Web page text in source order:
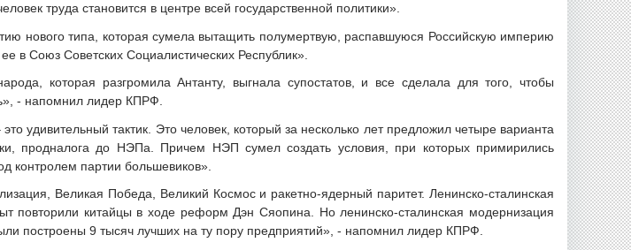
труда становится в центре всей государственной политики».
нового типа, которая сумела вытащить полумертвую, распавшуюся Российскую империю
в Союз Советских Социалистических Республик».
которая разгромила Антанту, выгнала супостатов, и все сделала для того, чтобы
- напомнил лидер КПРФ.
удивительный тактик. Это человек, который за несколько лет предложил четыре варианта
продналога до НЭПа. Причем НЭП сумел создать условия, при которых примирились
контролем партии большевиков».
Великая Победа, Великий Космос и ракетно-ядерный паритет. Ленинско-сталинская
повторили китайцы в ходе реформ Дэн Сяопина. Но ленинско-сталинская модернизация
построены 9 тысяч лучших на ту пору предприятий», - напомнил лидер КПРФ.